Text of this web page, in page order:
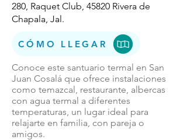
280, Raquet Club, 45820 Rivera de
Chapala, Jal.
CÓMO LLEGAR
Conoce este santuario termal en San
Juan Cosalá que ofrece instalaciones
como temazcal, restaurante, albercas
con agua termal a diferentes
temperaturas, un lugar ideal para
relajarte en familia, con pareja o
amigos.